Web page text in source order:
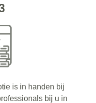
is in handen bij
bij u in